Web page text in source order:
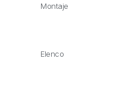
Montaje
Elenco